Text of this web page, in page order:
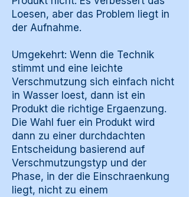
Loesen, aber das Problem liegt in
der Aufnahme.
Umgekehrt: Wenn die Technik
stimmt und eine leichte
Verschmutzung sich einfach nicht
in Wasser loest, dann ist ein
Produkt die richtige Ergaenzung.
Die Wahl fuer ein Produkt wird
dann zu einer durchdachten
Entscheidung basierend auf
Verschmutzungstyp und der
Phase, in der die Einschraenkung
liegt, nicht zu einem